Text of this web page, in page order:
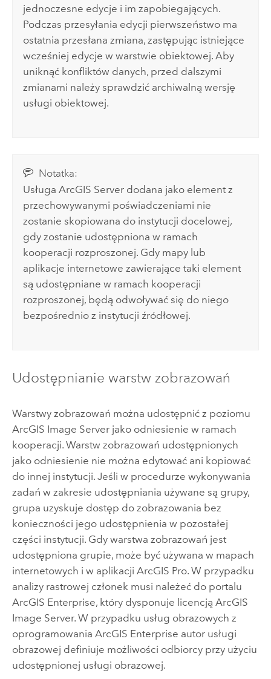
jednoczesne edycje i im zapobiegających.
Podczas przesyłania edycji pierwszeństwo ma
ostatnia przesłana zmiana, zastępując istniejące
wcześniej edycje w warstwie obiektowej. Aby
uniknąć konfliktów danych, przed dalszymi
zmianami należy sprawdzić archiwalną wersję
usługi obiektowej.
Notatka:
UsługaArcGIS Server dodana jako element z
przechowywanymi poświadczeniami nie
zostanie skopiowana do instytucji docelowej,
gdy zostanie udostępniona w ramach
kooperacji rozproszonej. Gdy mapy lub
aplikacje internetowe zawierające taki element
są udostępniane w ramach kooperacji
rozproszonej, będą odwoływać się do niego
bezpośrednio z instytucji źródłowej.
Udostępnianie warstw zobrazowań
Warstwy zobrazowań można udostępnić z poziomu
ArcGIS Image Serverjako odniesienie w ramach
kooperacji. Warstw zobrazowań udostępnionych
jako odniesienie nie można edytować ani kopiować
do innej instytucji. Jeśli w procedurze wykonywania
zadań w zakresie udostępniania używane są grupy,
grupa uzyskuje dostęp do zobrazowania bez
konieczności jego udostępnienia w pozostałej
części instytucji. Gdy warstwa zobrazowań jest
udostępniona grupie, może być używana w mapach
internetowych i w aplikacji ArcGIS Pro. W przypadku
analizy rastrowej członek musi należeć do portalu
ArcGIS Enterprise, który dysponuje licencją ArcGIS
Image Server. W przypadku usług obrazowych z
oprogramowania ArcGIS Enterprise autor usługi
obrazowej definiuje możliwości odbiorcy przy użyciu
udostępnionej usługi obrazowej.